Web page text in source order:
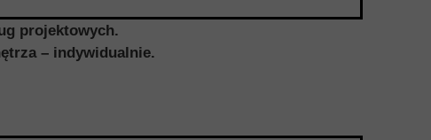
projektowych.
– indywidualnie.